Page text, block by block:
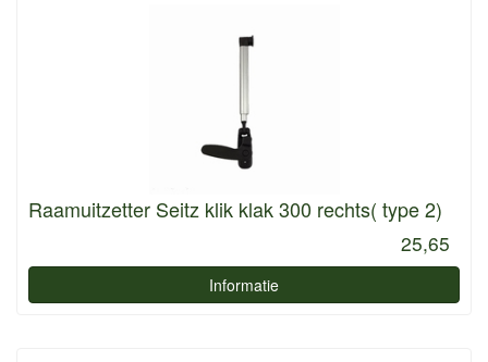
Raamuitzetter Seitz klik klak 300 rechts( type 2)
25,65
Informatie